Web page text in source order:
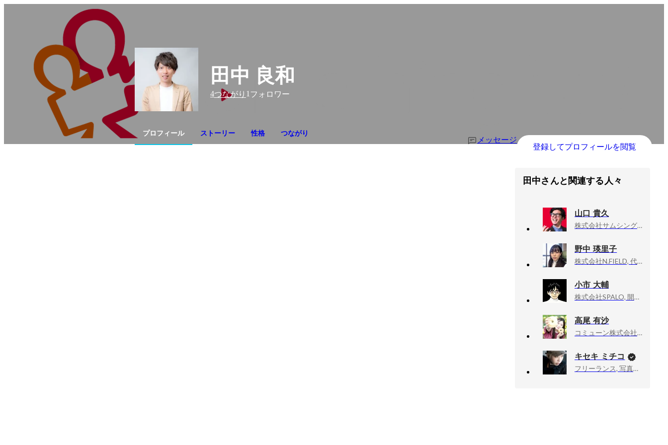
田中 良和
4つながり 1 フォロワー
プロフィール ストーリー 性格 つながり
メッセージ
登録してプロフィールを閲覧
田中さんと関連する人々
山口 貴久
株式会社サムシングファン, 取締役 CHRO
野中 瑛里子
株式会社N.FIELD, 代表取締役
小市 大輔
株式会社SPALO, 開発部
高尾 有沙
コミューン株式会社, コミュニティマネジメントチーム
キセキ ミチコ
フリーランス, 写真家、ドキュメンタリーカメラマン